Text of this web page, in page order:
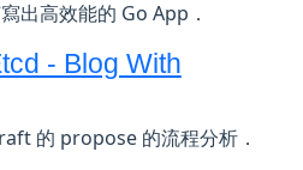
出高效能的 Go App．
- Blog With
的 propose 的流程分析．